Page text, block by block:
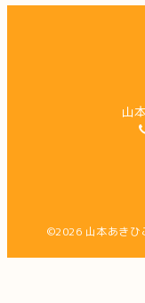
山
©2026 山本あきひ